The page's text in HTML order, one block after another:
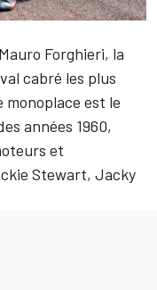
Forghieri, la
cabré les plus
est le
années 1960,
et
Stewart, Jacky